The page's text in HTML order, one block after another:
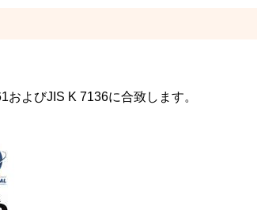
よびJIS K 7136に合致します。